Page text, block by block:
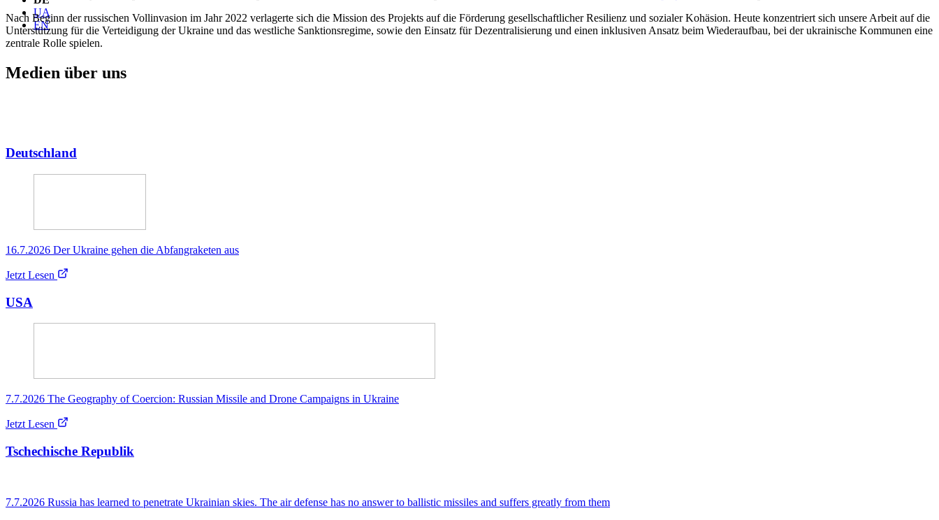
UA
EN
Nach Beginn der russischen Vollinvasion im Jahr 2022 verlagerte sich die Mission des Projekts auf die Förderung gesellschaftlicher Resilienz und sozialer Kohäsion. Heute konzentriert sich unsere Arbeit auf die
Unterstützung für die Verteidigung der Ukraine und das westliche Sanktionsregime, sowie den Einsatz für Dezentralisierung und einen inklusiven Ansatz beim Wiederaufbau, bei der ukrainische Kommunen eine
zentrale Rolle spielen.
Medien über uns
Deutschland
16.7.2026 Der Ukraine gehen die Abfangraketen aus
Jetzt Lesen
USA
7.7.2026 The Geography of Coercion: Russian Missile and Drone Campaigns in Ukraine
Jetzt Lesen
Tschechische Republik
7.7.2026 Russia has learned to penetrate Ukrainian skies. The air defense has no answer to ballistic missiles and suffers greatly from them